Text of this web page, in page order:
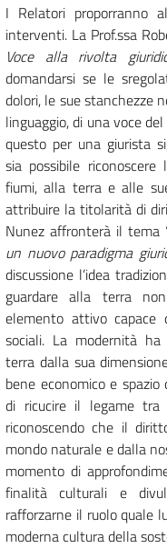
I Relatori proporranno
interventi. La Prof.ssa
Voce alla rivolta
domandarsi se le
dolori, le sue stanchezze
linguaggio, di una voce
questo per una giurista
sia possibile
fiumi, alla terra e alle
attribuire la titolarità di
Nunez affronterà il tema
un nuovo paradigma
discussione l’idea
guardare alla terra
elemento attivo capace
sociali. La modernità
terra dalla sua
bene economico e
di ricucire il legame tra
riconoscendo che il
mondo naturale e dalla
momento di
finalità culturali e
rafforzarne il ruolo quale
moderna cultura della